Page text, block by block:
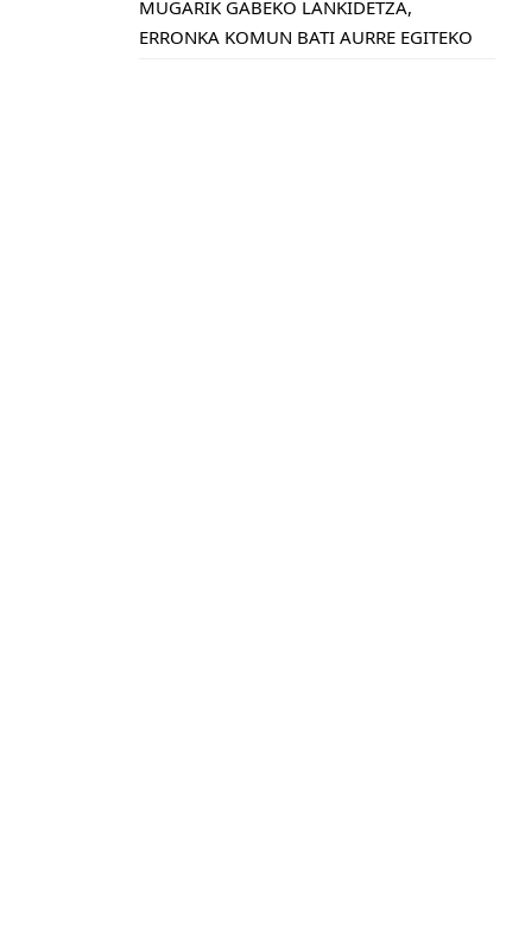
MUGARIK GABEKO LANKIDETZA,
ERRONKA KOMUN BATI AURRE EGITEKO